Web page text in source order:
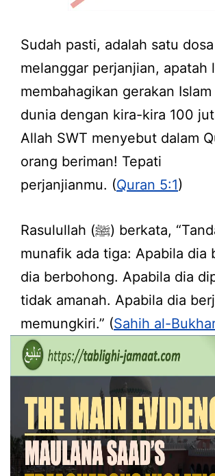
Sudah pasti, adalah satu
melanggar perjanjian, apatah
membahagikan gerakan
dunia dengan kira-kira 100
Allah SWT menyebut dalam
orang beriman! Tepati
perjanjianmu. (Quran 5:1)
Rasulullah (ﷺ) berkata, “Tanda seorang
munafik ada tiga: Apabila dia
dia berbohong. Apabila dia
tidak amanah. Apabila dia
memungkiri.” (Sahih al-